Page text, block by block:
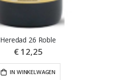
Heredad 26 Roble
€ 12,25
IN WINKELWAGEN